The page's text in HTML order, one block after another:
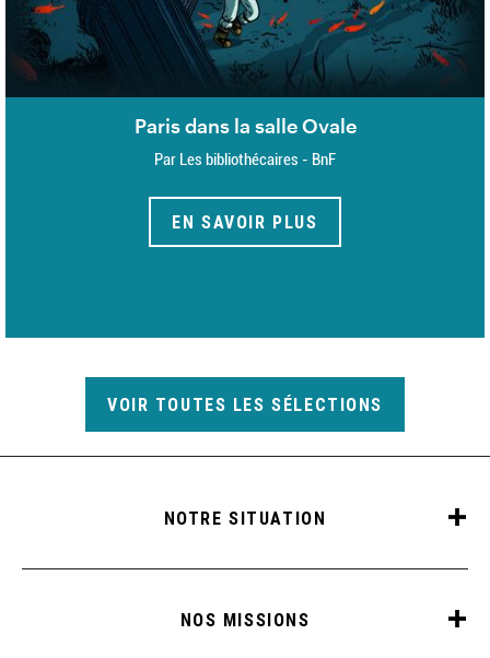
Paris dans la salle Ovale
Par Les bibliothécaires - BnF
EN SAVOIR PLUS
VOIR TOUTES LES SÉLECTIONS
NOTRE SITUATION
NOS MISSIONS